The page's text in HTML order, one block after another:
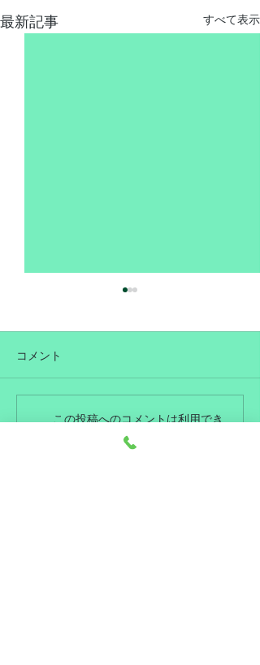
最新記事 すべて表示
コメント
この投稿へのコメントは利用でき
なくなりました。詳細はサイト所
有者にお問い合わせください。